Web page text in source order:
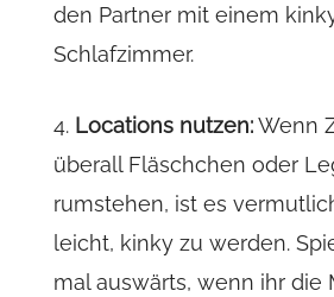
den Partner mit einem
Schlafzimmer.
4. Locations nutzen:Wenn
überall Fläschchen oder
rumstehen, ist es
leicht, kinky zu werden.
mal auswärts, wenn ihr die